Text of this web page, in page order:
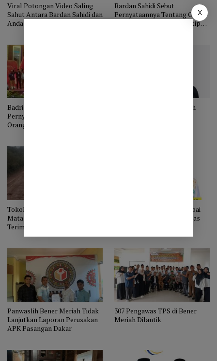
Viral Potongan Video Saling
Sahut Antara Bardan Sahidi dan
Anda Suhada dalam Debat
Bardan Sahidi Sebut
Pernyataannya Tentang Ganja
di Debat Pilkada Tak Dikutip
Badri Linge Menyayangkan
Pernyataan Bardan Tentang
Orang pinggiran Aceh Tengah
Ketua Fraksi NasDem Aceh
Tokoh Masyarakat Panangan
Mata Aceh Tengah Ucapkan
Terima Kasih Pada Pihak yang
Sudah Membantu Perbaikan
Potensi Lahan di Ketol Capai
3000 Ha, Ini Program Hamas
Panwaslih Bener Meriah Tidak
Lanjutkan Laporan Perusakan
APK Pasangan Dakar
307 Pengawas TPS di Bener
Meriah Dilantik
X